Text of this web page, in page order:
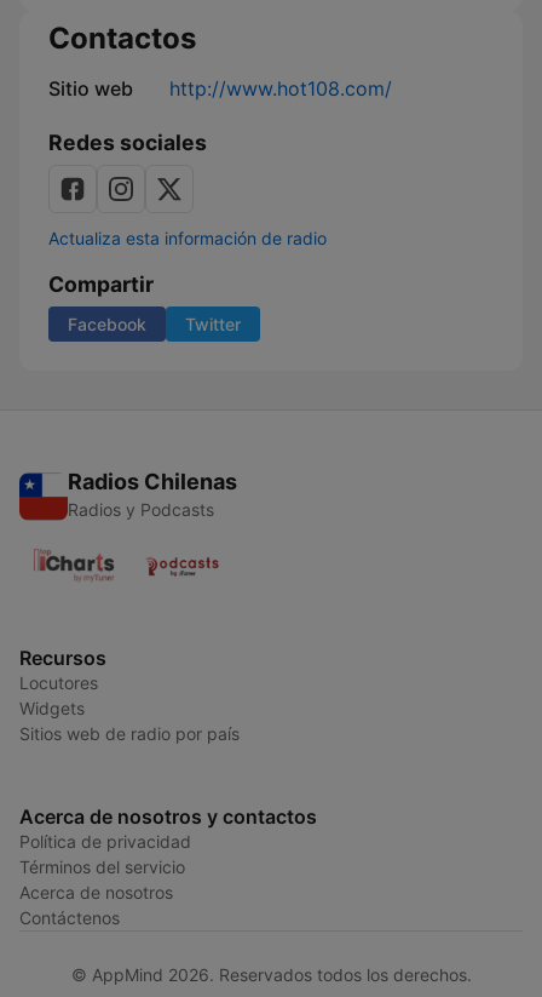
Contactos
Sitio web http://www.hot108.com/
Redes sociales
Actualiza esta información de radio
Compartir
Facebook Twitter
Radios Chilenas
Radios y Podcasts
Recursos
Locutores
Widgets
Sitios web de radio por país
Acerca de nosotros y contactos
Política de privacidad
Términos del servicio
Acerca de nosotros
Contáctenos
© AppMind 2026. Reservados todos los derechos.